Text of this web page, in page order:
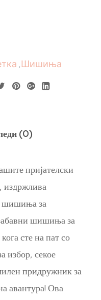
,Шишиња
(0)
пријателски
издржлива
шишиња за
шишиња за
сте на пат со
избор, секое
придружник за
авантура! Ова